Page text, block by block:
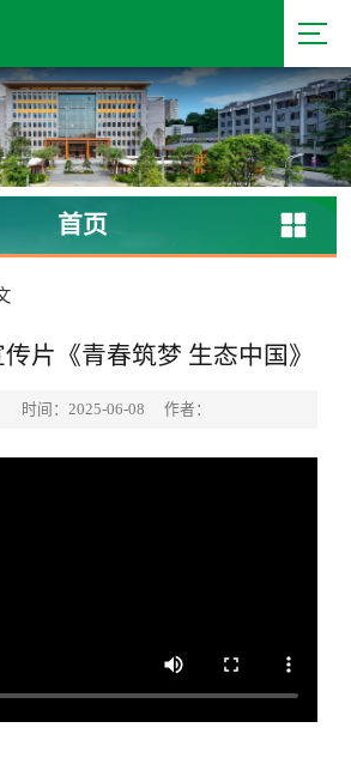
首页
片《青春筑梦 生态中国》
时间：2025-06-08 作者：